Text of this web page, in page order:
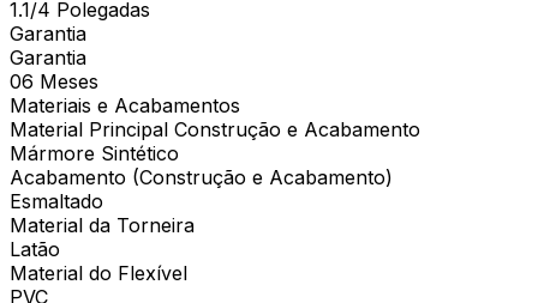
1.1/4 Polegadas
Garantia
Garantia
06 Meses
Materiais e Acabamentos
Material Principal Construção e Acabamento
Mármore Sintético
Acabamento (Construção e Acabamento)
Esmaltado
Material da Torneira
Latão
Material do Flexível
PVC